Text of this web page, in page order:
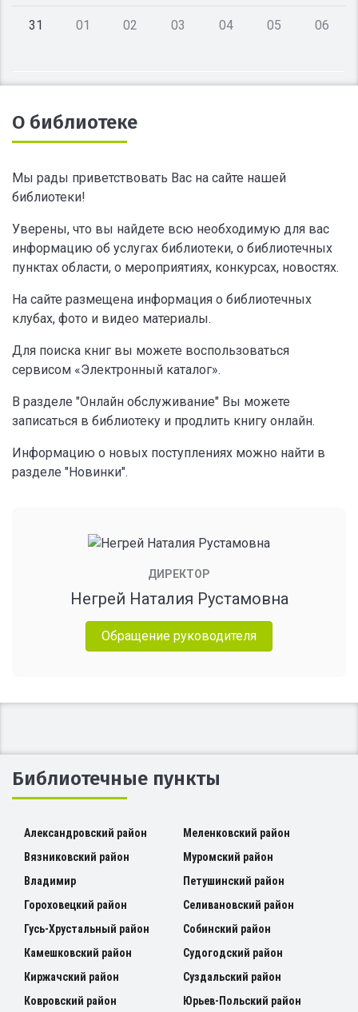
31 01 02 03 04 05 06
О библиотеке
Мы рады приветствовать Вас на сайте нашей
библиотеки!
Уверены, что вы найдете всю необходимую для вас
информацию об услугах библиотеки, о библиотечных
пунктах области, о мероприятиях, конкурсах, новостях.
На сайте размещена информация о библиотечных
клубах, фото и видео материалы.
Для поиска книг вы можете воспользоваться
сервисом «Электронный каталог».
В разделе "Онлайн обслуживание" Вы можете
записаться в библиотеку и продлить книгу онлайн.
Информацию о новых поступлениях можно найти в
разделе "Новинки".
ДИРЕКТОР
Негрей Наталия Рустамовна
Обращение руководителя
Библиотечные пункты
Александровский район
Вязниковский район
Владимир
Гороховецкий район
Гусь-Хрустальный район
Камешковский район
Киржачский район
Ковровский район
Меленковский район
Муромский район
Петушинский район
Селивановский район
Собинский район
Судогодский район
Суздальский район
Юрьев-Польский район